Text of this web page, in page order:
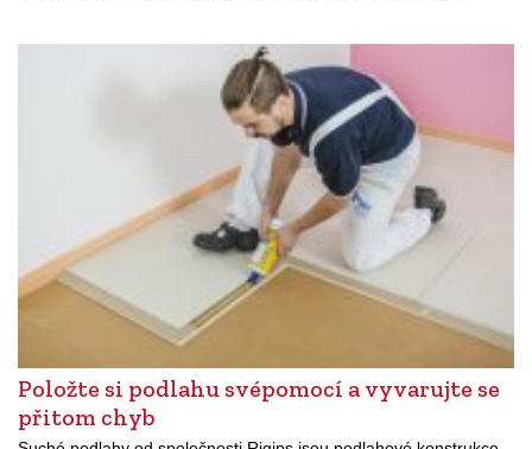
Položte si podlahu svépomocí a vyvarujte se
přitom chyb